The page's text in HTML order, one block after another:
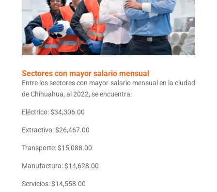
Sectores con mayor salario mensual
Entre los sectores con mayor salario mensual en la ciudad
de Chihuahua, al 2022, se encuentra:
Eléctrico: $34,306.00
Extractivo: $26,467.00
Transporte: $15,088.00
Manufactura: $14,628.00
Servicios: $14,558.00